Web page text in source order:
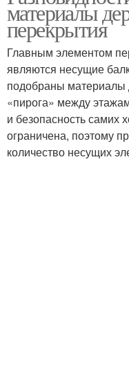
Перекрытия на
деревянных лагах
Клееный брус
материалы
перекрытия
Главным элементом
являются несущие
подобраны материалы
«пирога» между
и безопасность самих
ограничена, поэтому
количество несущих